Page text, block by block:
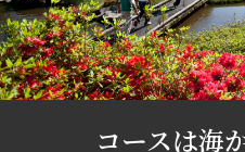
コースは海